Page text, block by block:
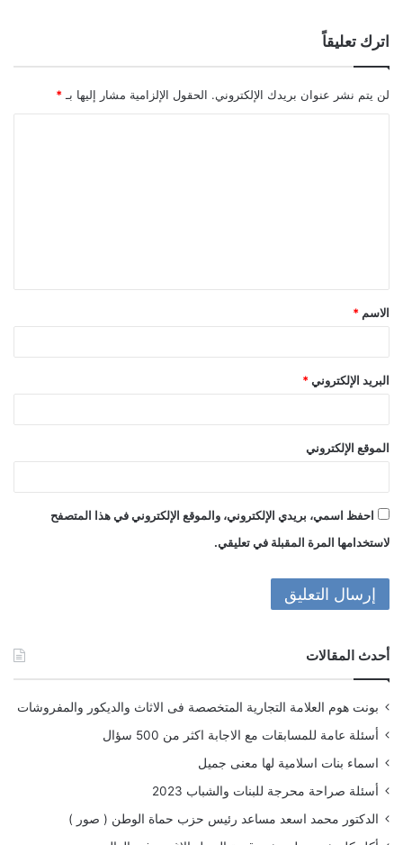
اترك تعليقاً
لن يتم نشر عنوان بريدك الإلكتروني. الحقول الإلزامية مشار إليها بـ *
ق
*
الاسم *
البريد الإلكتروني *
الموقع الإلكتروني
احفظ اسمي، بريدي الإلكتروني، والموقع الإلكتروني في هذا المتصفح
لاستخدامها المرة المقبلة في تعليقي.
أحدث المقالات
بونت هوم العلامة التجارية المتخصصة فى الاثاث والديكور والمفروشات
أسئلة عامة للمسابقات مع الاجابة اكثر من 500 سؤال
اسماء بنات اسلامية لها معنى جميل
أسئلة صراحة محرجة للبنات والشباب 2023
الدكتور محمد اسعد مساعد رئيس حزب حماة الوطن ( صور )